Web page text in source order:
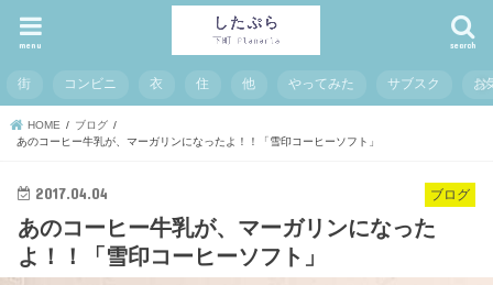
search
menu
街 コンビニ 衣 住 他 やってみた サブスク お
HOME
ブログ
あのコーヒー牛乳が、マーガリンになったよ！！「雪印コーヒーソフト」
ブログ
2017.04.04
あのコーヒー牛乳が、マーガリンになった
よ！！「雪印コーヒーソフト」